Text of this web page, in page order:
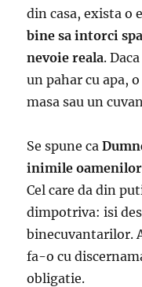
din casa, exista
bine sa intorci
nevoie reala.
un pahar cu apa,
masa sau un
Se spune ca
inimile oamenilor
Cel care da din
dimpotriva: isi
binecuvantarilor.
fa-o cu
obligatie.